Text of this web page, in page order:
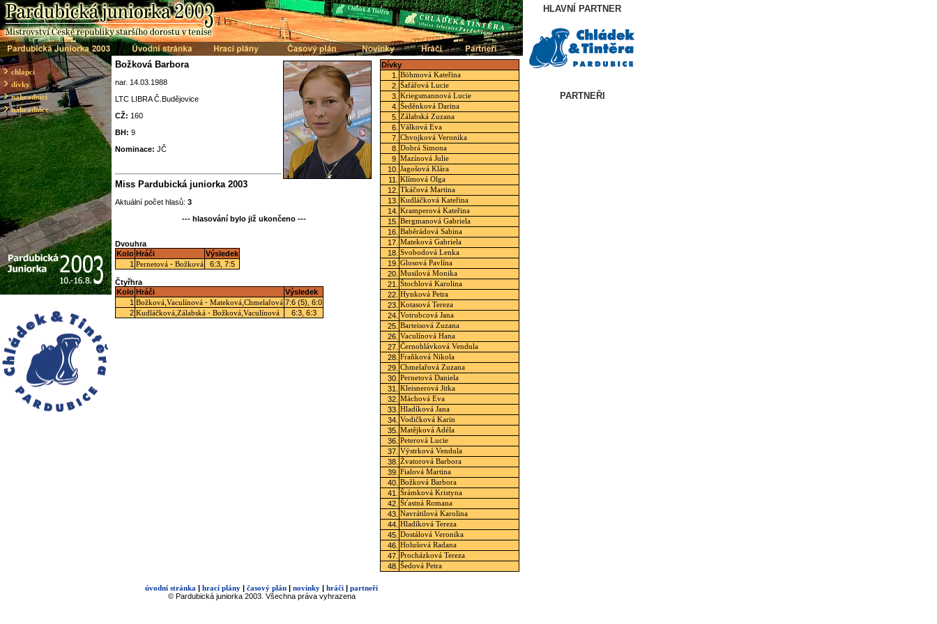
chlapci
dívky
náhradníci
náhradnice
Božková Barbora
nar. 14.03.1988
LTC LIBRA Č.Budějovice
CŽ: 160
BH: 9
Nominace: JČ
Miss Pardubická juniorka 2003
Aktuální počet hlasů: 3
--- hlasování bylo již ukončeno ---
Dvouhra
Kolo Hráči
Výsledek
1 Pernetová - Božková 6:3, 7:5
Čtyřhra
Kolo Hráči
Výsledek
1 Božková Vaculínová - Mateková Chmelařová 7:6 (5), 6:0
2 Kudláčková Zálabská - Božková Vaculínová 6:3, 6:3
Dívky
1.
Böhmová Kateřina
2. Šafářová Lucie
3. Kriegsmannová Lucie
4. Šeděnková Darina
5. Zálabská Zuzana
6. Válková Eva
7. Chvojková Veronika
8. Dobrá Simona
9. Mazínová Julie
10. Jagošová Klára
11. Klímová Olga
12. Tkáčová Martina
13. Kudláčková Kateřina
14. Kramperová Kateřina
15. Bergmanová Gabriela
16. Baběrádová Sabina
17. Mateková Gabriela
18. Svobodová Lenka
19. Glosová Pavlína
20. Musilová Monika
21. Štochlová Karolina
22. Hynková Petra
23. Kotasová Tereza
24. Votrubcová Jana
25. Barteisová Zuzana
26. Vaculínová Hana
27. Černohlávková Vendula
28. Fraňková Nikola
29. Chmelařová Zuzana
30. Pernetová Daniela
31. Kleisnerová Jitka
32. Máchová Eva
33. Hladíková Jana
34. Vodičková Karin
35. Matějková Adéla
36. Peterová Lucie
37. Výstrková Vendula
38. Žvatorová Barbora
39. Fialová Martina
40. Božková Barbora
41. Šrámková Kristyna
42. Šťastná Romana
43. Navrátilová Karolina
44. Hladíková Tereza
45. Dostálová Veronika
46. Holušová Radana
47. Procházková Tereza
48. Šedová Petra
úvodní stránka | hrací plány | časový plán | novinky | hráči | partneři
© Pardubická juniorka 2003. Všechna práva vyhrazena
HLAVNÍ PARTNER
PARTNEŘI